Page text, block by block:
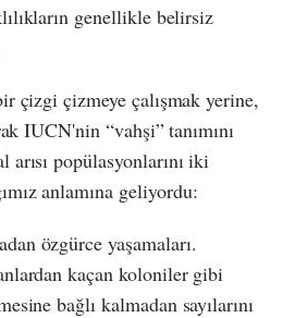
genellikle belirsiz
çizgi çizmeye çalışmak yerine,
IUCN'nin “vahşi” tanımını
popülasyonlarını iki
anlamına geliyordu:
özgürce yaşamaları.
kaçan koloniler gibi
bağlı kalmadan sayılarını